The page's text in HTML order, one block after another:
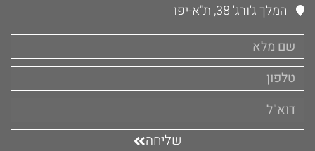
המלך ג'ורג' 38, ת"א-יפו
שליחה